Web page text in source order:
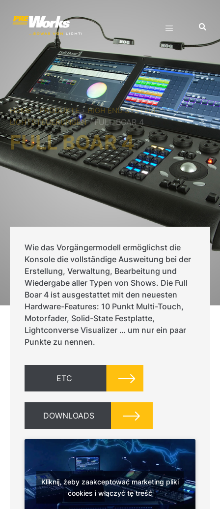
HOME › PRODUKTE › HIGH END SYSTEMS ›
LICHTSTEUERUNGEN ›FULL BOAR 4
FULL BOAR 4
Wie das Vorgängermodell ermöglichst die
Konsole die vollständige Ausweitung bei der
Erstellung, Verwaltung, Bearbeitung und
Wiedergabe aller Typen von Shows. Die Full
Boar 4 ist ausgestattet mit den neuesten
Hardware-Features: 10 Punkt Multi-Touch,
Motorfader, Solid-State Festplatte,
Lightconverse Visualizer … um nur ein paar
Punkte zu nennen.
ETC
DOWNLOADS
Kliknij, żeby zaakceptować marketing pliki
cookies i włączyć tę treść